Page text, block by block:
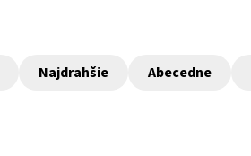
Najdrahšie Abecedne